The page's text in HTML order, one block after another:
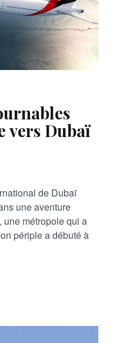
vers Dubaï
de Dubaï
une aventure
métropole qui a
périple a débuté à